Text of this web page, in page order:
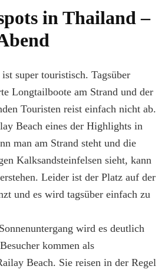
in Thailand –
super touristisch. Tagsüber
Longtailboote am Strand und der
Touristen reist einfach nicht ab.
Beach eines der Highlights in
man am Strand steht und die
Kalksandsteinfelsen sieht, kann
Leider ist der Platz auf der
und es wird tagsüber einfach zu
wird es deutlich
kommen als
Beach. Sie reisen in der Regel